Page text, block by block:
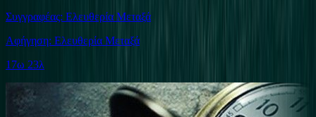
Συγγραφέας: Ελευθερία Μεταξά
Αφήγηση: Ελευθερία Μεταξά
17ω 23λ